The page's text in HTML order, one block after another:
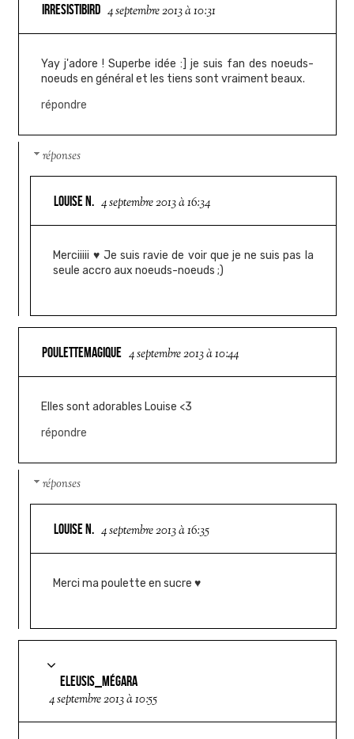
IRRESISTIBIRD 4 septembre 2013 à 10:31
Yay j'adore ! Superbe idée :] je suis fan des noeuds-
noeuds en général et les tiens sont vraiment beaux.
répondre
réponses
LOUISE N. 4 septembre 2013 à 16:34
Merciiiii ♥ Je suis ravie de voir que je ne suis pas la
seule accro aux noeuds-noeuds ;)
POULETTEMAGIQUE 4 septembre 2013 à 10:44
Elles sont adorables Louise <3
répondre
réponses
LOUISE N. 4 septembre 2013 à 16:35
Merci ma poulette en sucre ♥
ELEUSIS_MÉGARA
4 septembre 2013 à 10:55